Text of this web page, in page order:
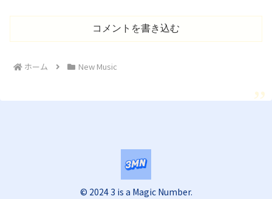
コメントを書き込む
ホーム New Music
© 2024 3 is a Magic Number.